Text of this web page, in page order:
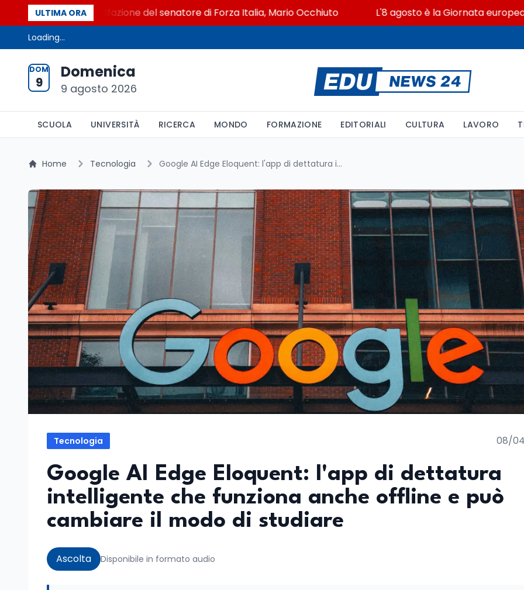
ULTIMA ORA
La soddisfazione del senatore di Forza Italia, Mario Occhiuto L'8 agosto è la Giornata europea in
Loading...
DOM
9
Domenica
9 agosto 2026
SCUOLA UNIVERSITÀ RICERCA MONDO FORMAZIONE EDITORIALI CULTURA LAVORO
Home Tecnologia Google AI Edge Eloquent: l'app di dettatura intelligente che funziona anche offline e può cambiare il modo di studiare
Tecnologia 08/
Google AI Edge Eloquent: l'app di dettatura
intelligente che funziona anche offline e può
cambiare il modo di studiare
Ascolta Disponibile in formato audio